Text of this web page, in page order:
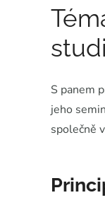
S panem
jeho
společně